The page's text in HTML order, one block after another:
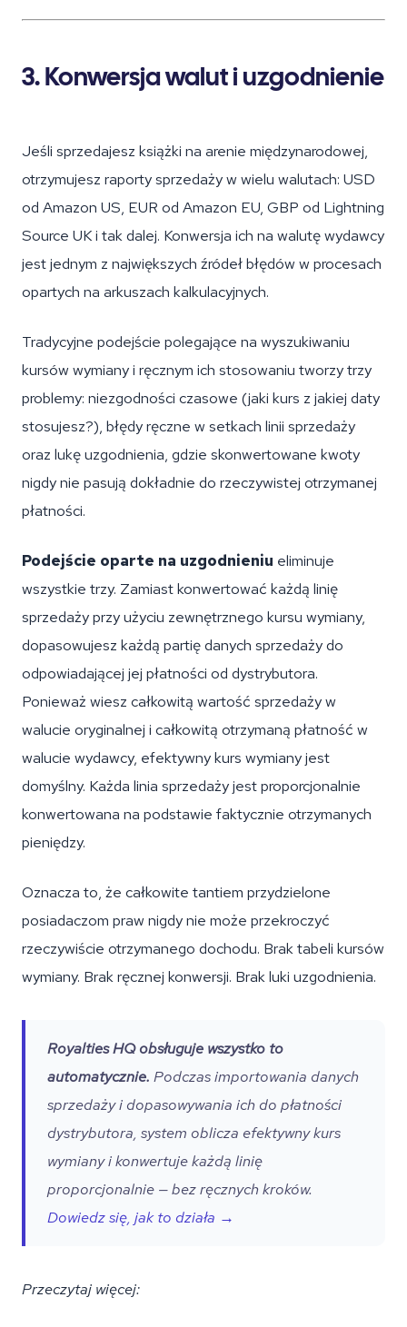
3. Konwersja walut i uzgodnienie
Jeśli sprzedajesz książki na arenie międzynarodowej,
otrzymujesz raporty sprzedaży w wielu walutach: USD
od Amazon US, EUR od Amazon EU, GBP od Lightning
Source UK i tak dalej. Konwersja ich na walutę wydawcy
jest jednym z największych źródeł błędów w procesach
opartych na arkuszach kalkulacyjnych.
Tradycyjne podejście polegające na wyszukiwaniu
kursów wymiany i ręcznym ich stosowaniu tworzy trzy
problemy: niezgodności czasowe (jaki kurs z jakiej daty
stosujesz?), błędy ręczne w setkach linii sprzedaży
oraz lukę uzgodnienia, gdzie skonwertowane kwoty
nigdy nie pasują dokładnie do rzeczywistej otrzymanej
płatności.
Podejście oparte na uzgodnieniu eliminuje
wszystkie trzy. Zamiast konwertować każdą linię
sprzedaży przy użyciu zewnętrznego kursu wymiany,
dopasowujesz każdą partię danych sprzedaży do
odpowiadającej jej płatności od dystrybutora.
Ponieważ wiesz całkowitą wartość sprzedaży w
walucie oryginalnej i całkowitą otrzymaną płatność w
walucie wydawcy, efektywny kurs wymiany jest
domyślny. Każda linia sprzedaży jest proporcjonalnie
konwertowana na podstawie faktycznie otrzymanych
pieniędzy.
Oznacza to, że całkowite tantiem przydzielone
posiadaczom praw nigdy nie może przekroczyć
rzeczywiście otrzymanego dochodu. Brak tabeli kursów
wymiany. Brak ręcznej konwersji. Brak luki uzgodnienia.
Royalties HQ obsługuje wszystko to
automatycznie. Podczas importowania danych
sprzedaży i dopasowywania ich do płatności
dystrybutora, system oblicza efektywny kurs
wymiany i konwertuje każdą linię
proporcjonalnie — bez ręcznych kroków.
Dowiedz się, jak to działa →
Przeczytaj więcej: